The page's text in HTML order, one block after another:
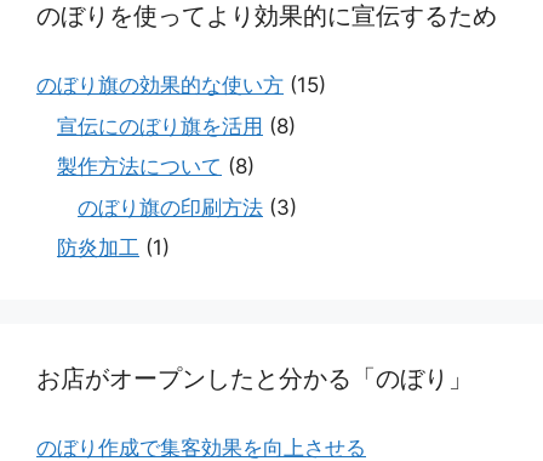
のぼりを使ってより効果的に宣伝するため
のぼり旗の効果的な使い方 (15)
宣伝にのぼり旗を活用 (8)
製作方法について (8)
のぼり旗の印刷方法 (3)
防炎加工 (1)
お店がオープンしたと分かる「のぼり」
のぼり作成で集客効果を向上させる